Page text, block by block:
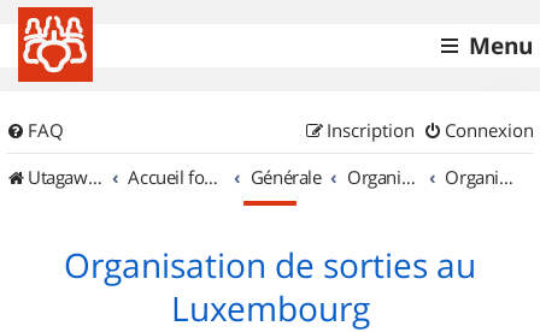
Menu
FAQ Connexion
Inscription
UtagawaVTT (Randos VTT et VTTAE avec traces GPS)
Accueil forum Générale Organisation de sorties & Recherche de partenaires Organisation de sorties au Luxembourg
Organisation de sorties au
Luxembourg